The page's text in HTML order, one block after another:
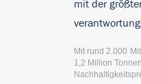
mit der
Mit rund 2.000
1,2 Million